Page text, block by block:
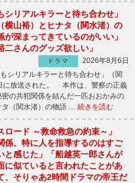
シリアルキラーと待ち合わせ」
横山裕）とヒナタ（関水渚）の
が深まってきているのがいい」
二さんのグッズ欲しい」
ドラマ
2026年8月6日
シリアルキラーと待ち合わせ」（関
に放送された。 本作は、警察の正義
の共犯関係を結んだ一匹おおかみの
タ（関水渚）の物語 … 続きを読む
ロード ～救命救急の約束～」
係、特に人を指導するのはすご
と感じた」「船越英一郎さんが
に似ていると言われたことがあ
、そりゃあ2時間ドラマの帝王だ